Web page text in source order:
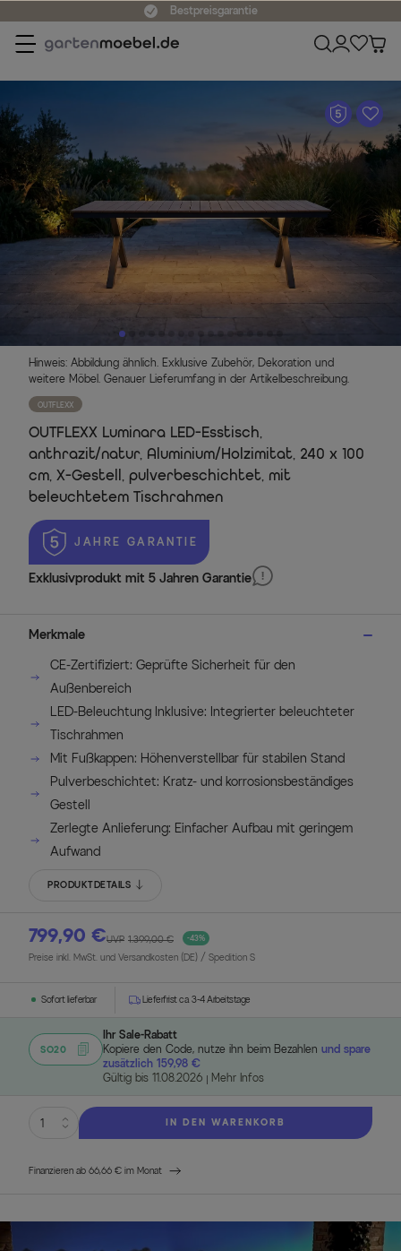
Bestpreisgarantie
A
Hinweis: Abbildung ähnlich. Exklusive Zubehör, Dekoration und
weitere Möbel. Genauer Lieferumfang in der Artikelbeschreibung.
OUTFLEXX
OUTFLEXX Luminara LED-Esstisch,
anthrazit/natur, Aluminium/Holzimitat, 240 x 100
cm, X-Gestell, pulverbeschichtet, mit
beleuchtetem Tischrahmen
JAHRE GARANTIE
Exklusivprodukt mit 5 Jahren Garantie
Merkmale
CE-Zertifiziert: Geprüfte Sicherheit für den
Außenbereich
LED-Beleuchtung Inklusive: Integrierter beleuchteter
Tischrahmen
Mit Fußkappen: Höhenverstellbar für stabilen Stand
Pulverbeschichtet: Kratz- und korrosionsbeständiges
Gestell
Zerlegte Anlieferung: Einfacher Aufbau mit geringem
Aufwand
PRODUKTDETAILS
799,90 € -43%
UVP 1.399,00 €
Preise inkl. MwSt. und Versandkosten (DE) / Spedition S
Sofort lieferbar Lieferfrist ca. 3-4 Arbeitstage
SO20
Ihr Sale-Rabatt
Kopiere den Code, nutze ihn beim Bezahlen und spare
zusätzlich 159,98 €
Gültig bis 11.08.2026
Mehr Infos
IN DEN WARENKORB
Finanzieren ab 66,66 € im Monat